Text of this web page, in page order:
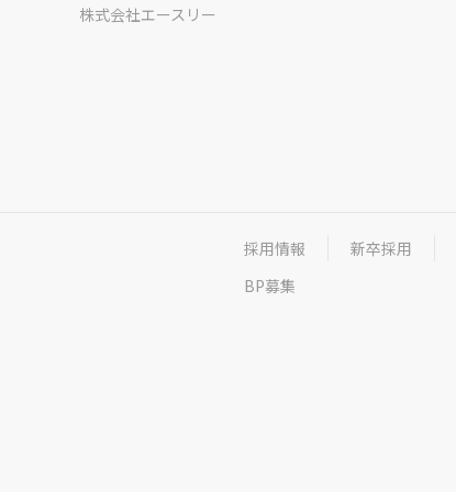
株式会社エースリー
採用情報 新卒採用
BP募集